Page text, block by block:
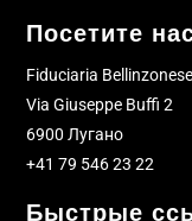
Посетите
Fiduciaria
Via Giuseppe Buffi 2
6900 Лугано
+41 79 546 23 22
Быстрые